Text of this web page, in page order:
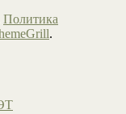
Политика
.